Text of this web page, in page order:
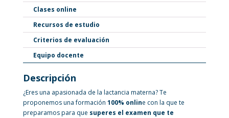
Clases online
Recursos de estudio
Criterios de evaluación
Equipo docente
Descripción
¿Eres una apasionada de la lactancia materna? Te
proponemos una formación 100% online con la que te
preparamos para que superes el examen que te